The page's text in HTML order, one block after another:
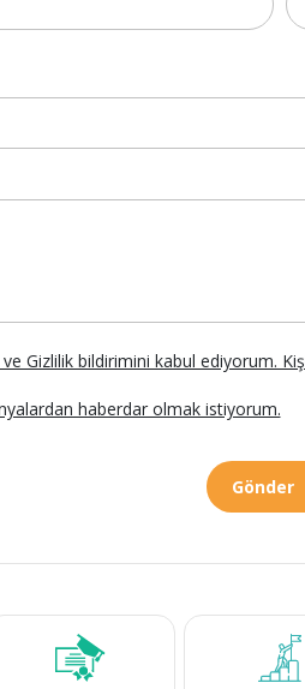
ve Gizlilik bildirimini kabul ediyorum.
haberdar olmak istiyorum.
Gönder